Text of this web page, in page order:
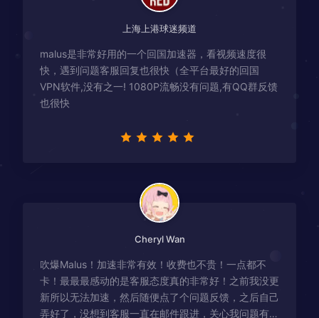
上海上港球迷频道
malus是非常好用的一个回国加速器，看视频速度很
快，遇到问题客服回复也很快（全平台最好的回国
VPN软件,没有之一! 1080P流畅没有问题,有QQ群反馈
也很快
Cheryl Wan
吹爆Malus！加速非常有效！收费也不贵！一点都不
卡！最最最感动的是客服态度真的非常好！之前我没更
新所以无法加速，然后随便点了个问题反馈，之后自己
弄好了，没想到客服一直在邮件跟进，关心我问题有没